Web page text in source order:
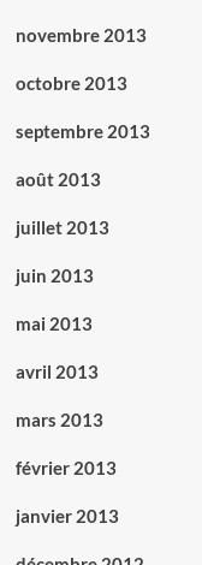
novembre 2013
octobre 2013
septembre 2013
août 2013
juillet 2013
juin 2013
mai 2013
avril 2013
mars 2013
février 2013
janvier 2013